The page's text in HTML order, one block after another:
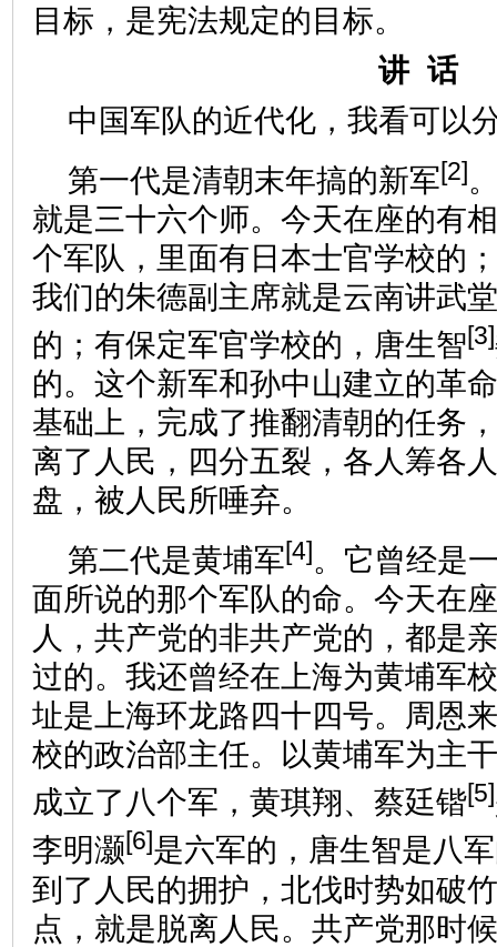
目标，是宪法规定的目标。
讲 话
中国军队的近代化，我看可以
第一代是清朝末年搞的新军[2]
就是三十六个师。今天在座的有
个军队，里面有日本士官学校的
我们的朱德副主席就是云南讲武
的；有保定军官学校的，唐生智[3]
的。这个新军和孙中山建立的革
基础上，完成了推翻清朝的任务
离了人民，四分五裂，各人筹各
盘，被人民所唾弃。
第二代是黄埔军[4]。它曾经是
面所说的那个军队的命。今天在
人，共产党的非共产党的，都是
过的。我还曾经在上海为黄埔军
址是上海环龙路四十四号。周恩
校的政治部主任。以黄埔军为主
成立了八个军，黄琪翔、蔡廷锴[5]
李明灏[6]是六军的，唐生智是八
到了人民的拥护，北伐时势如破
点，就是脱离人民。共产党那时